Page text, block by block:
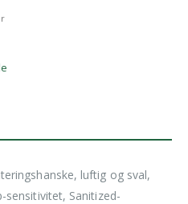
luftig og sval,
Sanitized-